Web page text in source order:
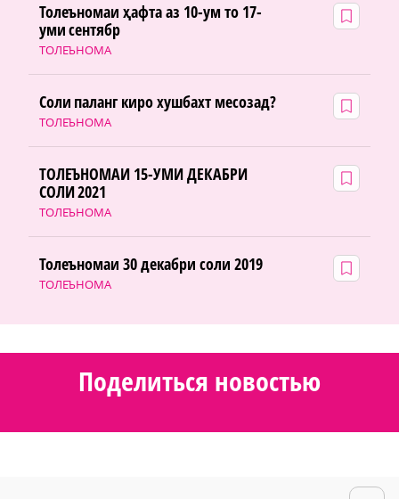
ТОЛЕЪНОМА
Толеъномаи ҳафта аз 10-ум то 17-
уми сентябр
ТОЛЕЪНОМА
Соли паланг киро хушбахт месозад?
ТОЛЕЪНОМА
ТОЛЕЪНОМАИ 15-УМИ ДЕКАБРИ
СОЛИ 2021
ТОЛЕЪНОМА
Толеъномаи 30 декабри соли 2019
Поделиться новостью